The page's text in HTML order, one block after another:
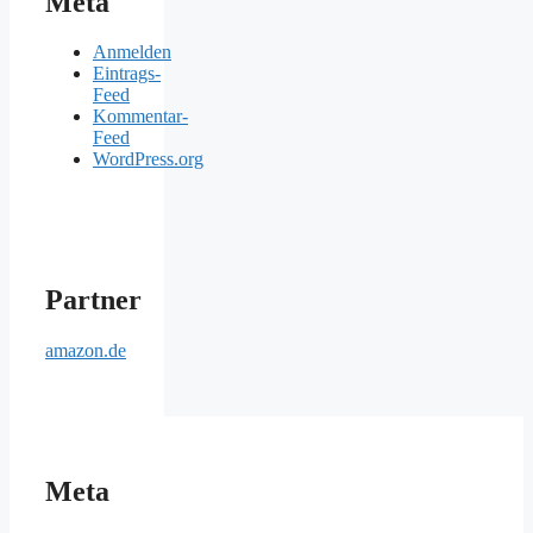
Anmelden
Eintrags-
Feed
Kommentar-
Feed
WordPress.org
Partner
amazon.de
Meta